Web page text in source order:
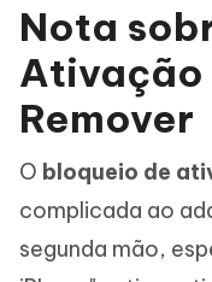
Nota
Ativação
Remover
O bloqueio de
complicada ao
segunda mão,